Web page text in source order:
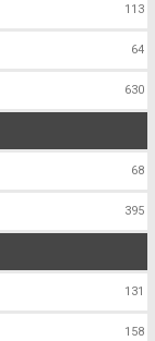
113
64
630
68
395
131
158